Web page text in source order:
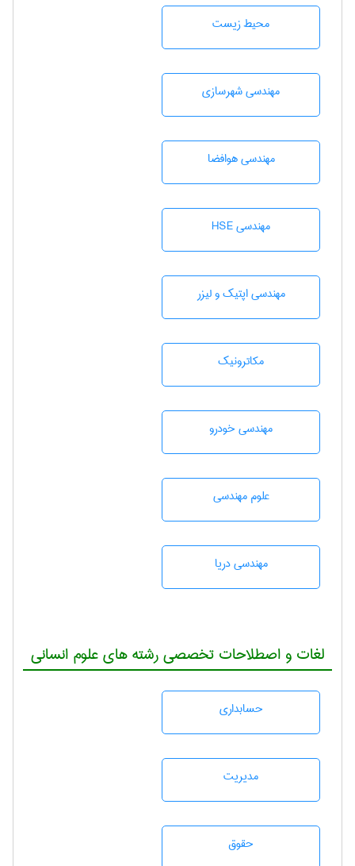
محيط زيست
مهندسی شهرسازی
مهندسی هوافضا
مهندسی HSE
مهندسی اپتیک و لیزر
مکاترونیک
مهندسی خودرو
علوم مهندسی
مهندسی دریا
لغات و اصطلاحات تخصصی رشته های علوم انسانی
حسابداری
مديريت
حقوق